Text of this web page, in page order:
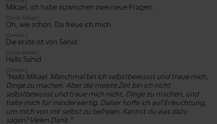
Mikael, ich habe inzwischen zwei neue Fragen.
[Dhyan Mikael:]
Oh, wie schön. Da freue ich mich.
[Simone:]
Die erste ist von Sahid.
[Dhyan Mikael:]
Hallo Sahid.
[Simone:]
"Hallo Mikael. Manchmal bin ich selbstbewusst und traue mich,
Dinge zu machen. Aber die meiste Zeit bin ich nicht
selbstbewusst und traue mich nicht, Dinge zu machen, und
halte mich für minderwertig. Daher hoffe ich auf Erleuchtung,
um mich von mir selbst zu befreien. Kannst du was dazu
sagen? Vielen Dank."